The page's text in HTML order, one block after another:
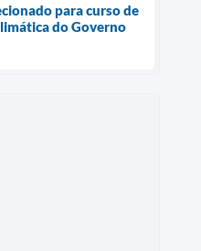
para curso de
do Governo